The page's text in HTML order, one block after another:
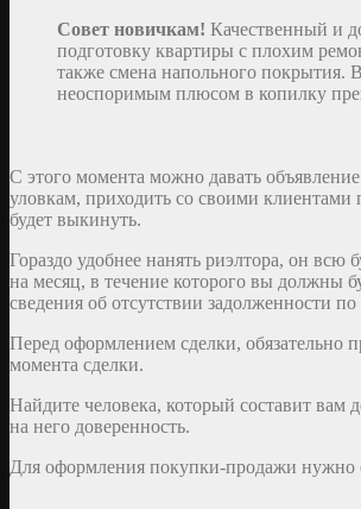
Совет новичкам! Качественный и
подготовку квартиры с плохим
также смена напольного
неоспоримым плюсом в копилку
С этого момента можно давать
уловкам, приходить со своими
будет выкинуть.
Гораздо удобнее нанять риэлтора, он всю
на месяц, в течение которого вы должны
сведения об отсутствии задолженности
Перед оформлением сделки, обязательно
момента сделки.
Найдите человека, который составит вам
на него доверенность.
Для оформления покупки-продажи нужно